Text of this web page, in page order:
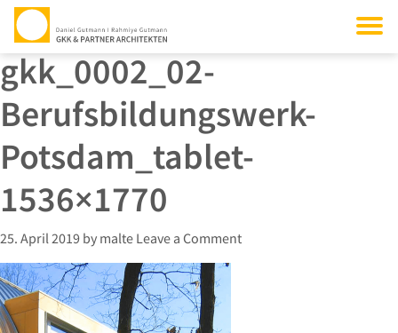
gkk_0002_02-
Berufsbildungswerk-
Potsdam_tablet-
1536×1770
25. April 2019 by malte Leave a Comment